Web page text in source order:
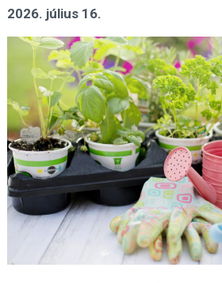
2026. július 16.